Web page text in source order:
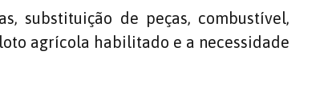
substituição de peças, combustível,
agrícola habilitado e a necessidade